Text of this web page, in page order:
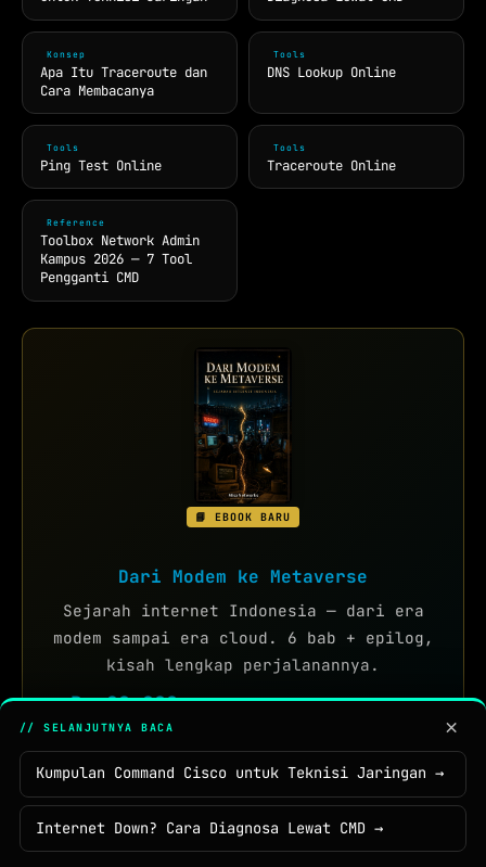
Konsep
Apa Itu Traceroute dan
Cara Membacanya
Tools
DNS Lookup Online
Tools
Ping Test Online
Tools
Traceroute Online
Reference
Toolbox Network Admin
Kampus 2026 — 7 Tool
Pengganti CMD
📘 EBOOK BARU
Dari Modem ke Metaverse
Sejarah internet Indonesia — dari era
modem sampai era cloud. 6 bab + epilog,
kisah lengkap perjalanannya.
Rp 29.000☕ tidak lebih dari segelas kopi
NETWORK TOOLS
// SELANJUTNYA BACA ×
Kumpulan Command Cisco untuk Teknisi Jaringan →
Internet Down? Cara Diagnosa Lewat CMD →